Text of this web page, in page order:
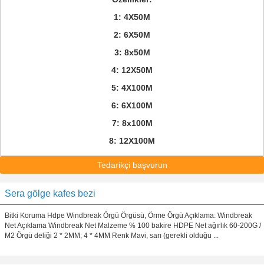
1: 4X50M
2: 6X50M
3: 8x50M
4: 12X50M
5: 4X100M
6: 6X100M
7: 8x100M
8: 12X100M
Tedarikçi başvurun
Sera gölge kafes bezi
Bitki Koruma Hdpe Windbreak Örgü Örgüsü, Örme Örgü Açıklama: Windbreak
Net Açıklama Windbreak Net Malzeme % 100 bakire HDPE Net ağırlık 60-200G /
M2 Örgü deliği 2 * 2MM; 4 * 4MM Renk Mavi, sarı (gerekli olduğu ...